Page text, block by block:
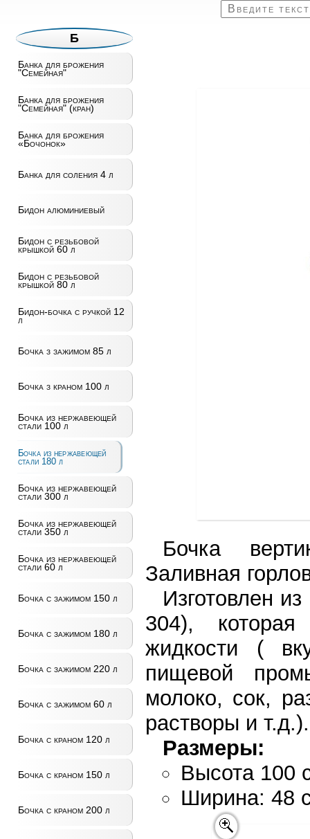
Б
Банка для брожения
"Семейная"
Банка для брожения
"Семейная" (кран)
Банка для брожения
«Бочонок»
Банка для соления 4 л
Бидон алюминиевый
Бидон с резьбовой
крышкой 60 л
Бидон с резьбовой
крышкой 80 л
Бидон-бочка с ручкой 12
л
Бочка з зажимом 85 л
Бочка з краном 100 л
Бочка из нержавеющей
стали 100 л
Бочка из нержавеющей
стали 180 л
Бочка из нержавеющей
стали 300 л
Бочка из нержавеющей
стали 350 л
Бочка из нержавеющей
стали 60 л
Бочка с зажимом 150 л
Бочка с зажимом 180 л
Бочка с зажимом 220 л
Бочка с зажимом 60 л
Бочка с краном 120 л
Бочка с краном 150 л
Бочка с краном 200 л
Бочка
Заливная
Изготовлен
304),
жидкости (
пищевой
молоко, сок,
растворы и т.д.).
Размеры:
Высота 100
Ширина: 48